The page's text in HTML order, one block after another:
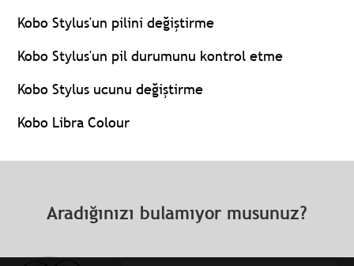
Kobo Stylus'un pilini değiştirme
Kobo Stylus'un pil durumunu kontrol etme
Kobo Stylus ucunu değiştirme
Kobo Libra Colour
Aradığınızı bulamıyor musunuz?